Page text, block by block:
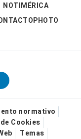
NOTIMÉRICA
normativo
Cookies
Temas